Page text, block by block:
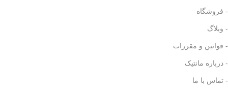
- فروشگاه
- وبلاگ
- قوانین و مقررات
- درباره مانتیک
- تماس با ما